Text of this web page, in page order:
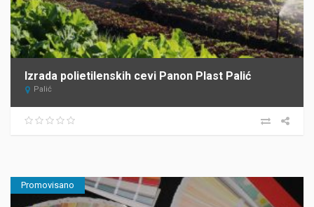
Izrada polietilenskih cevi Panon Plast Palić
Palić
Promovisano